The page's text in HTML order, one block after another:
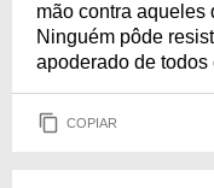
mão contra aqueles
Ninguém pôde
apoderado de todos
COPIAR